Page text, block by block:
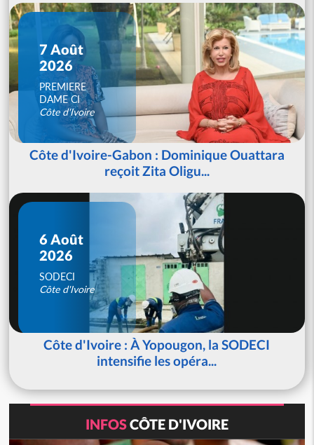
7 Août
2026
PREMIERE
DAME CI
Côte d'Ivoire
Côte d'Ivoire-Gabon : Dominique Ouattara
reçoit Zita Oligu...
6 Août
2026
SODECI
Côte d'Ivoire
Côte d'Ivoire : À Yopougon, la SODECI
intensifie les opéra...
INFOSCÔTE D'IVOIRE